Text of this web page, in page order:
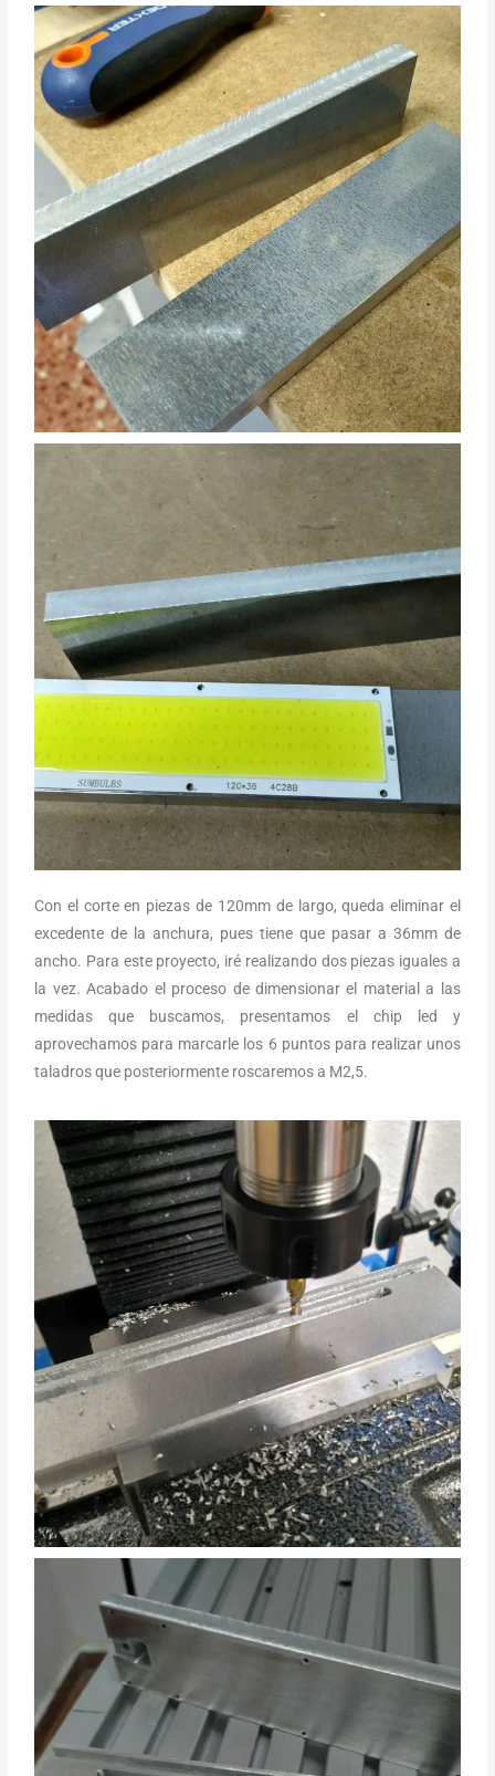
Con el corte en piezas de 120mm de largo, queda eliminar el
excedente de la anchura, pues tiene que pasar a 36mm de
ancho. Para este proyecto, iré realizando dos piezas iguales a
la vez. Acabado el proceso de dimensionar el material a las
medidas que buscamos, presentamos el chip led y
aprovechamos para marcarle los 6 puntos para realizar unos
taladros que posteriormente roscaremos a M2,5.